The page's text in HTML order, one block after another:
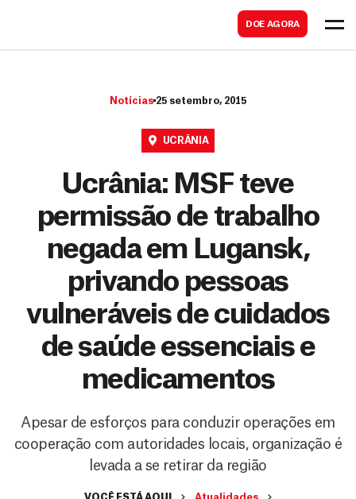
DOE AGORA
Notícias 25 setembro, 2015
UCRÂNIA
Ucrânia: MSF teve
permissão de trabalho
negada em Lugansk,
privando pessoas
vulneráveis de cuidados
de saúde essenciais e
medicamentos
Apesar de esforços para conduzir operações em
cooperação com autoridades locais, organização é
levada a se retirar da região
a
r